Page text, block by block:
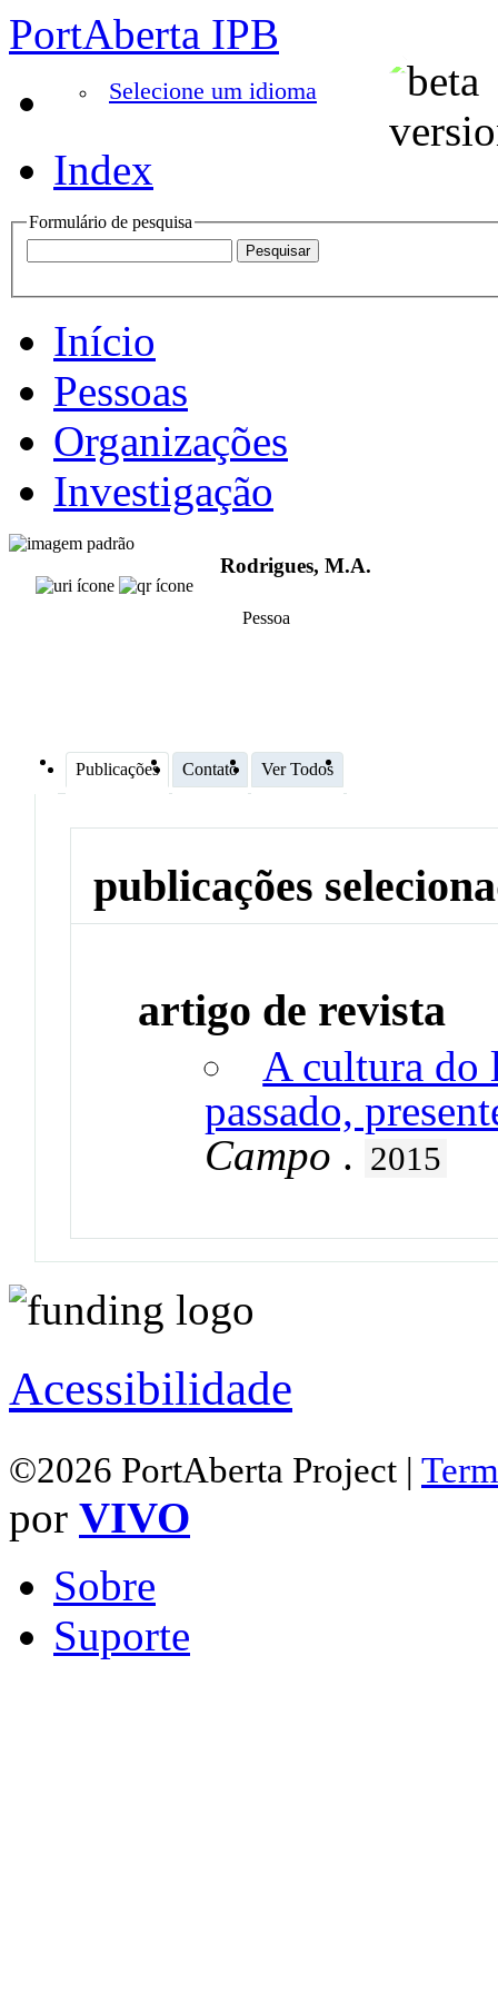
PortAberta IPB
Selecione um idioma
Index
Formulário de pesquisa
Início
Pessoas
Organizações
Investigação
Rodrigues, M.A.
Pessoa
Publicações Contato Ver Todos
publicações
artigo de revista
A cultura do
passado,
Campo . 2015
Acessibilidade
©2026 PortAberta Project |
por VIVO
Sobre
Suporte